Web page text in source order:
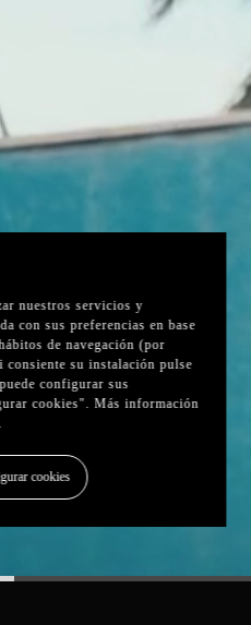
nuestros servicios y
con sus preferencias en base
de navegación (por
su instalación pulse
configurar sus
cookies". Más información
.
cookies